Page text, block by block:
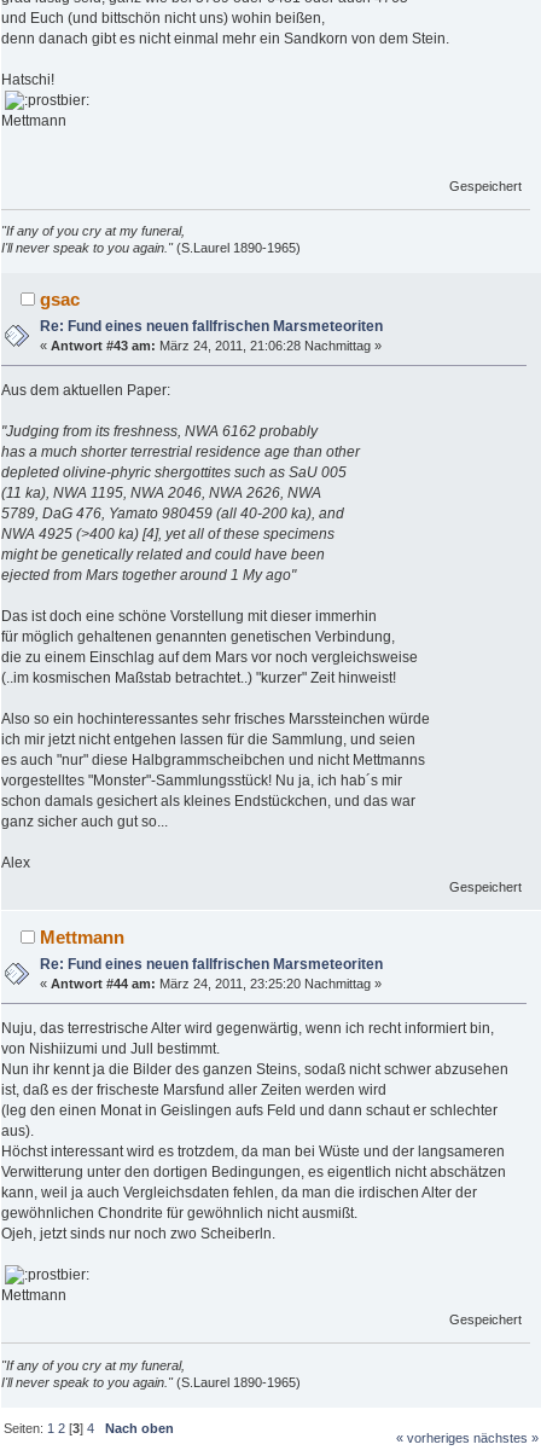
und Euch (und bittschön nicht uns) wohin beißen,
denn danach gibt es nicht einmal mehr ein Sandkorn von dem Stein.
Hatschi!
Mettmann
Gespeichert
"If any of you cry at my funeral,
I'll never speak to you again."(S.Laurel 1890-1965)
gsac
Re: Fund eines neuen fallfrischen Marsmeteoriten
«Antwort #43 am: März 24, 2011, 21:06:28 Nachmittag »
Aus dem aktuellen Paper:
"Judging from its freshness, NWA 6162 probably
has a much shorter terrestrial residence age than other
depleted olivine-phyric shergottites such as SaU 005
(11 ka), NWA 1195, NWA 2046, NWA 2626, NWA
5789, DaG 476, Yamato 980459 (all 40-200 ka), and
NWA 4925 (>400 ka) [4], yet all of these specimens
might be genetically related and could have been
ejected from Mars together around 1 My ago"
Das ist doch eine schöne Vorstellung mit dieser immerhin
für möglich gehaltenen genannten genetischen Verbindung,
die zu einem Einschlag auf dem Mars vor noch vergleichsweise
(..im kosmischen Maßstab betrachtet..) "kurzer" Zeit hinweist!
Also so ein hochinteressantes sehr frisches Marssteinchen würde
ich mir jetzt nicht entgehen lassen für die Sammlung, und seien
es auch "nur" diese Halbgrammscheibchen und nicht Mettmanns
vorgestelltes "Monster"-Sammlungsstück! Nu ja, ich hab´s mir
schon damals gesichert als kleines Endstückchen, und das war
ganz sicher auch gut so...
Alex
Gespeichert
Mettmann
Re: Fund eines neuen fallfrischen Marsmeteoriten
«Antwort #44 am: März 24, 2011, 23:25:20 Nachmittag »
Nuju, das terrestrische Alter wird gegenwärtig, wenn ich recht informiert bin,
von Nishiizumi und Jull bestimmt.
Nun ihr kennt ja die Bilder des ganzen Steins, sodaß nicht schwer abzusehen
ist, daß es der frischeste Marsfund aller Zeiten werden wird
(leg den einen Monat in Geislingen aufs Feld und dann schaut er schlechter
aus).
Höchst interessant wird es trotzdem, da man bei Wüste und der langsameren
Verwitterung unter den dortigen Bedingungen, es eigentlich nicht abschätzen
kann, weil ja auch Vergleichsdaten fehlen, da man die irdischen Alter der
gewöhnlichen Chondrite für gewöhnlich nicht ausmißt.
Ojeh, jetzt sinds nur noch zwo Scheiberln.
Mettmann
Gespeichert
"If any of you cry at my funeral,
I'll never speak to you again."(S.Laurel 1890-1965)
Seiten: 1 2 [3]4 Nach oben
« vorheriges nächstes »